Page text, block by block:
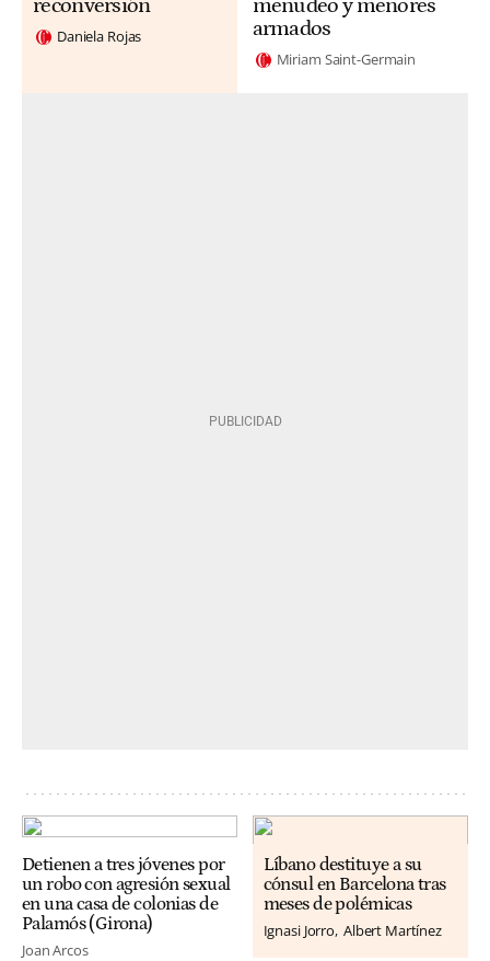
reconversión
Daniela Rojas
menudeo y menores
armados
Miriam Saint-Germain
Detienen a tres jóvenes por
un robo con agresión sexual
en una casa de colonias de
Palamós (Girona)
Joan Arcos
Líbano destituye a su
cónsul en Barcelona tras
meses de polémicas
Ignasi Jorro Albert Martínez